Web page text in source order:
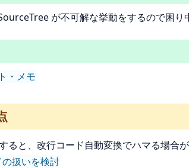
が不可解な挙動をするので困り
・メモ
と、改行コード自動変換でハマる場合
扱いを検討